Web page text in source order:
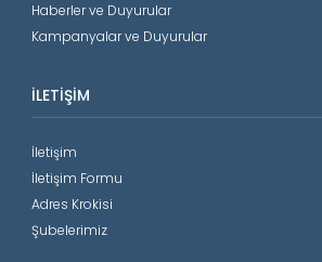
Haberler ve Duyurular
Kampanyalar ve Duyurular
İLETIŞIM
İletişim
İletişim Formu
Adres Krokisi
Şubelerimiz